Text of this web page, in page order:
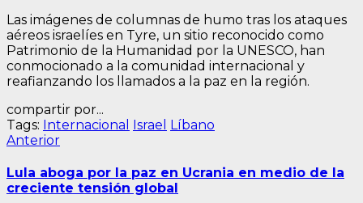
Las imágenes de columnas de humo tras los ataques
aéreos israelíes en Tyre, un sitio reconocido como
Patrimonio de la Humanidad por la UNESCO, han
conmocionado a la comunidad internacional y
reafianzando los llamados a la paz en la región.
compartir por...
Tags: Internacional Israel Líbano
Navegación
de
entradas
AnteriorEntrada
Lula aboga por la paz en Ucrania en medio de la
creciente tensión global